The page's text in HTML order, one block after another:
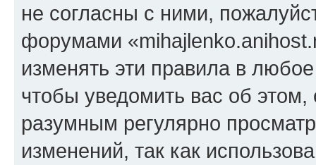
не согласны с ними,
форумами
изменять эти правила в
чтобы уведомить вас об
разумным регулярно
изменений, так как